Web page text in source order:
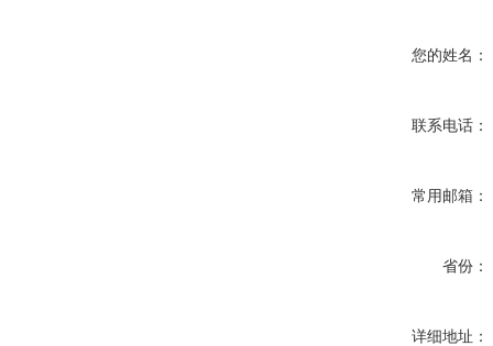
您的姓名：
联系电话：
常用邮箱：
省份：
详细地址：